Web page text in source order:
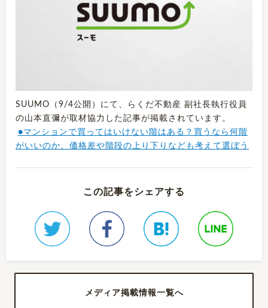
SUUMO（9/4公開）にて、らくだ不動産 副社長執行役員
の山本直彌が取材協力した記事が掲載されています。
●マンションで買ってはいけない階はある？買うなら何階
がいいのか、価格差や階段の上り下りなども考えて選ぼう
この記事をシェアする
メディア掲載情報一覧へ